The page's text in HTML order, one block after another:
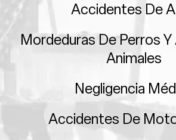
Accidentes De
Mordeduras De Perros
Animales
Negligencia
Accidentes De